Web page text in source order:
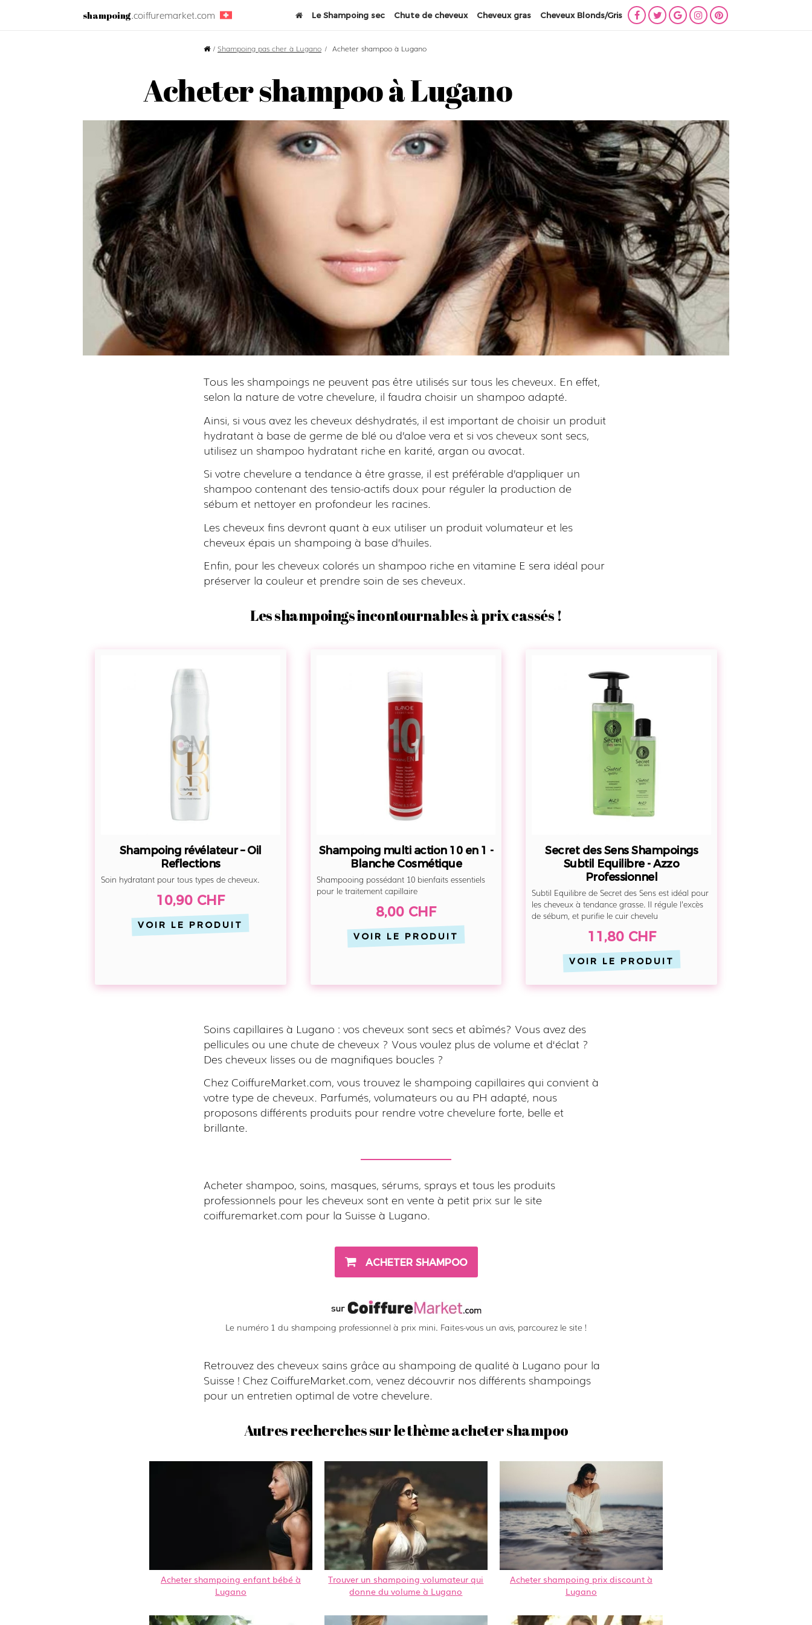
shampoing.coiffuremarket.com Le Shampoing sec Chute de cheveux Cheveux gras Cheveux Blonds/Gris
LienLienLienLienLien
/ Shampoing pas cher à Lugano Acheter shampoo à Lugano
Acheter shampoo à Lugano
Tous les shampoings ne peuvent pas être utilisés sur tous les cheveux. En effet,
selon la nature de votre chevelure, il faudra choisir un shampoo adapté.
Ainsi, si vous avez les cheveux déshydratés, il est important de choisir un produit
hydratant à base de germe de blé ou d’aloe vera et si vos cheveux sont secs,
utilisez un shampoo hydratant riche en karité, argan ou avocat.
Si votre chevelure a tendance à être grasse, il est préférable d’appliquer un
shampoo contenant des tensio-actifs doux pour réguler la production de
sébum et nettoyer en profondeur les racines.
Les cheveux fins devront quant à eux utiliser un produit volumateur et les
cheveux épais un shampoing à base d’huiles.
Enfin, pour les cheveux colorés un shampoo riche en vitamine E sera idéal pour
préserver la couleur et prendre soin de ses cheveux.
Les shampoings incontournables à prix cassés !
révélateur
–
Shampoing révélateur – Oil
Reflections
Soin hydratant pour tous types de cheveux.
10,90 CHF
VOIR LE PRODUIT
10
en
1
-
Blanche
Cosmétique
Shampoing multi action 10 en 1 -
Blanche Cosmétique
Shampooing possédant 10 bienfaits essentiels
pour le traitement capillaire
8,00 CHF
VOIR LE PRODUIT
des
Sens
Shampoings
Subtil
Equilibre
-
Azzo
Professionnel
Secret des Sens Shampoings
Subtil Equilibre - Azzo
Professionnel
Subtil Equilibre de Secret des Sens est idéal pour
les cheveux à tendance grasse. Il régule l’excès
de sébum, et purifie le cuir chevelu
11,80 CHF
VOIR LE PRODUIT
Soins capillaires à Lugano : vos cheveux sont secs et abîmés? Vous avez des
pellicules ou une chute de cheveux ? Vous voulez plus de volume et d‘éclat ?
Des cheveux lisses ou de magnifiques boucles ?
Chez CoiffureMarket.com, vous trouvez le shampoing capillaires qui convient à
votre type de cheveux. Parfumés, volumateurs ou au PH adapté, nous
proposons différents produits pour rendre votre chevelure forte, belle et
brillante.
Acheter shampoo, soins, masques, sérums, sprays et tous les produits
professionnels pour les cheveux sont en vente à petit prix sur le site
coiffuremarket.com pour la Suisse à Lugano.
ACHETER SHAMPOO
Le numéro 1 du shampoing professionnel à prix mini. Faites-vous un avis, parcourez le site !
Retrouvez des cheveux sains grâce au shampoing de qualité à Lugano pour la
Suisse ! Chez CoiffureMarket.com, venez découvrir nos différents shampoings
pour un entretien optimal de votre chevelure.
Autres recherches sur le thème acheter shampoo
Acheter shampoing enfant bébé à
Lugano
Trouver un shampoing volumateur qui
donne du volume à Lugano
Acheter shampoing prix discount à
Lugano